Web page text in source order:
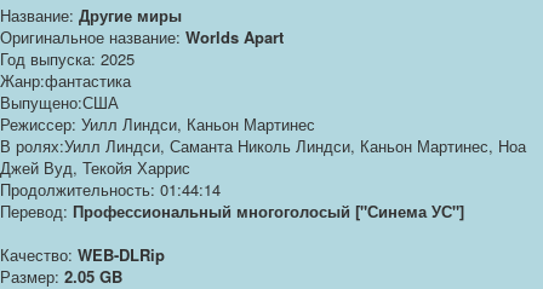
Название: Другие миры
Оригинальное название: Worlds Apart
Год выпуска: 2025
Жанр:фантастика
Выпущено:США
Режиссер: Уилл Линдси, Каньон Мартинес
В ролях:Уилл Линдси, Саманта Николь Линдси, Каньон Мартинес, Ноа
Джей Вуд, Текойя Харрис
Продолжительность: 01:44:14
Перевод: Профессиональный многоголосый ["Синема УС"]
Качество: WEB-DLRip
Размер: 2.05 GB